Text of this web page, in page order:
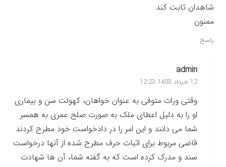
شاهدان ثابت کند
ممنون
پاسخ
admin
12 خرداد 1403 12:23
وقتی وراث متوفی به عنوان خواهان، کهولت سن و بیماری
او را به دلیل اعطای ملک به صورت صلح عمری به همسر
شما می ‌دانند و این امر را در دادخواست خود مطرح کردند
قاضی مربوط برای اثبات حرف مطرح شده از آنها درخواست
سند و مدرک کرده است که به گفته شما، آن ها شهادت